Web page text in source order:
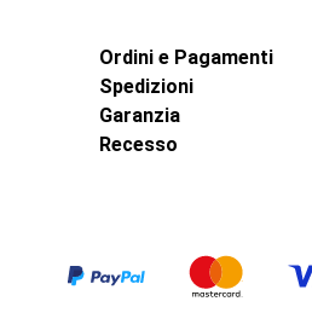
Ordini e Pagamenti
Spedizioni
Garanzia
Recesso